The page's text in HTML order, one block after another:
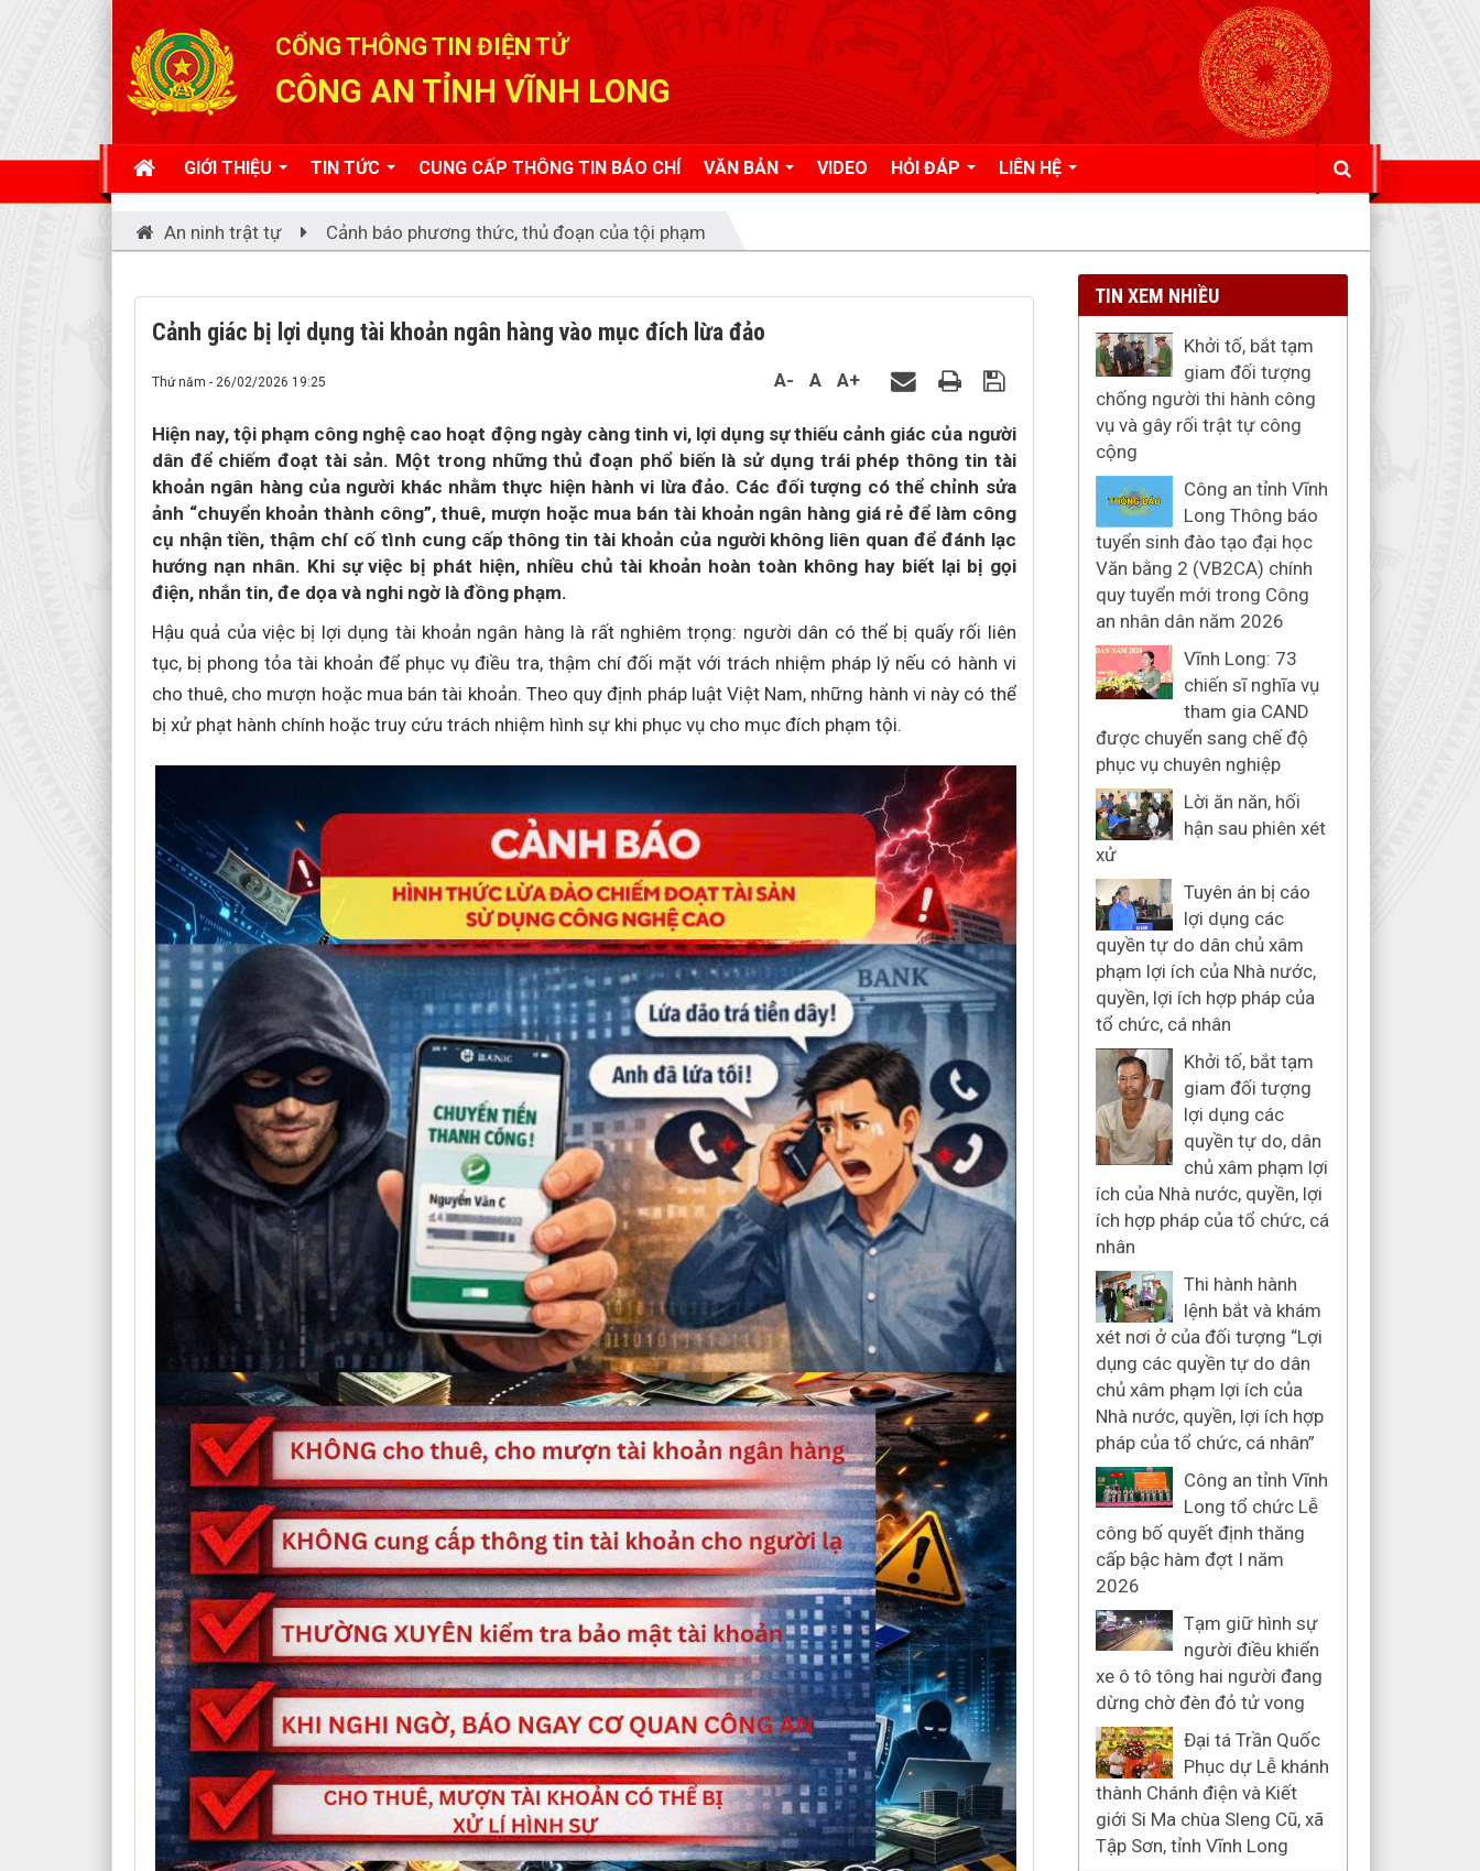
CỔNG THÔNG TIN ĐIỆN TỬ
CÔNG AN TỈNH VĨNH LONG
GIỚI THIỆU TIN TỨC CUNG CẤP THÔNG TIN BÁO CHÍ VĂN BẢN VIDEO HỎI ĐÁP LIÊN HỆ
An ninh trật tự Cảnh báo phương thức, thủ đoạn của tội phạm
Cảnh giác bị lợi dụng tài khoản ngân hàng vào mục đích lừa đảo
Thứ năm - 26/02/2026 19:25 A- A A+
Hiện nay, tội phạm công nghệ cao hoạt động ngày càng tinh vi, lợi dụng sự thiếu cảnh giác của người
dân để chiếm đoạt tài sản. Một trong những thủ đoạn phổ biến là sử dụng trái phép thông tin tài
khoản ngân hàng của người khác nhằm thực hiện hành vi lừa đảo. Các đối tượng có thể chỉnh sửa
ảnh “chuyển khoản thành công”, thuê, mượn hoặc mua bán tài khoản ngân hàng giá rẻ để làm công
cụ nhận tiền, thậm chí cố tình cung cấp thông tin tài khoản của người không liên quan để đánh lạc
hướng nạn nhân. Khi sự việc bị phát hiện, nhiều chủ tài khoản hoàn toàn không hay biết lại bị gọi
điện, nhắn tin, đe dọa và nghi ngờ là đồng phạm.
Hậu quả của việc bị lợi dụng tài khoản ngân hàng là rất nghiêm trọng: người dân có thể bị quấy rối liên
tục, bị phong tỏa tài khoản để phục vụ điều tra, thậm chí đối mặt với trách nhiệm pháp lý nếu có hành vi
cho thuê, cho mượn hoặc mua bán tài khoản. Theo quy định pháp luật Việt Nam, những hành vi này có thể
bị xử phạt hành chính hoặc truy cứu trách nhiệm hình sự khi phục vụ cho mục đích phạm tội.
TIN XEM NHIỀU
Khởi tố, bắt tạm
giam đối tượng
chống người thi hành công
vụ và gây rối trật tự công
cộng
Công an tỉnh Vĩnh
Long Thông báo
tuyển sinh đào tạo đại học
Văn bằng 2 (VB2CA) chính
quy tuyển mới trong Công
an nhân dân năm 2026
Vĩnh Long: 73
chiến sĩ nghĩa vụ
tham gia CAND
được chuyển sang chế độ
phục vụ chuyên nghiệp
Lời ăn năn, hối
hận sau phiên xét
xử
Tuyên án bị cáo
lợi dụng các
quyền tự do dân chủ xâm
phạm lợi ích của Nhà nước,
quyền, lợi ích hợp pháp của
tổ chức, cá nhân
Khởi tố, bắt tạm
giam đối tượng
lợi dụng các
quyền tự do, dân
chủ xâm phạm lợi
ích của Nhà nước, quyền, lợi
ích hợp pháp của tổ chức, cá
nhân
Thi hành hành
lệnh bắt và khám
xét nơi ở của đối tượng “Lợi
dụng các quyền tự do dân
chủ xâm phạm lợi ích của
Nhà nước, quyền, lợi ích hợp
pháp của tổ chức, cá nhân”
Công an tỉnh Vĩnh
Long tổ chức Lễ
công bố quyết định thăng
cấp bậc hàm đợt I năm
2026
Tạm giữ hình sự
người điều khiển
xe ô tô tông hai người đang
dừng chờ đèn đỏ tử vong
Đại tá Trần Quốc
Phục dự Lễ khánh
thành Chánh điện và Kiết
giới Si Ma chùa Sleng Cũ, xã
Tập Sơn, tỉnh Vĩnh Long